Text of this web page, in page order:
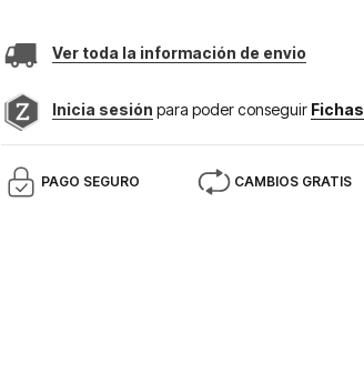
Ver toda la información de envio
Inicia sesión para poder conseguir Fichas
PAGO SEGURO CAMBIOS GRATIS